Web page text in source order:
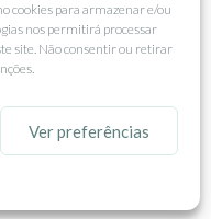
cookies para armazenar e/ou
nos permitirá processar
site. Não consentir ou retirar
Ver preferências